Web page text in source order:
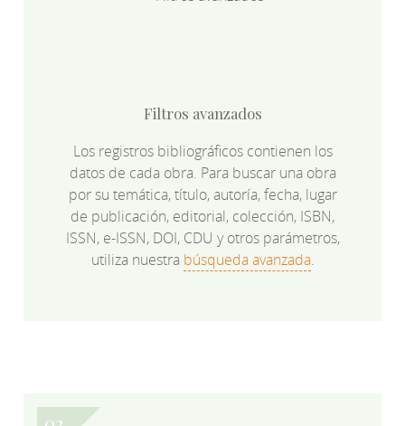
Filtros avanzados
Los registros bibliográficos contienen los
datos de cada obra. Para buscar una obra
por su temática, título, autoría, fecha, lugar
de publicación, editorial, colección, ISBN,
ISSN, e-ISSN, DOI, CDU y otros parámetros,
utiliza nuestra búsqueda avanzada.